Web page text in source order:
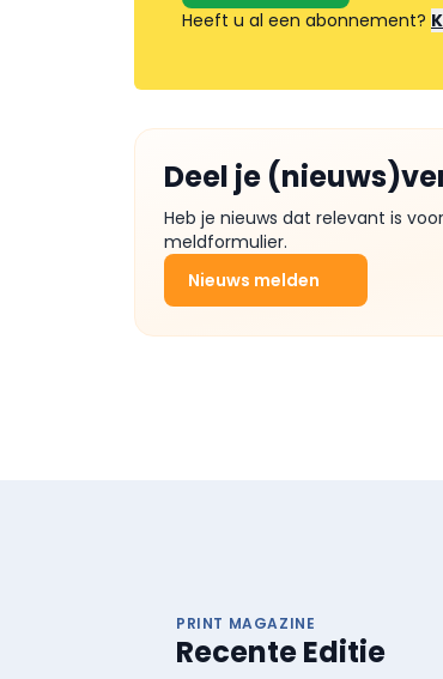
Heeft u al een abonnement?
Deel je
Heb je nieuws dat relevant is
meldformulier.
Nieuws melden
PRINT MAGAZINE
Recente Editie